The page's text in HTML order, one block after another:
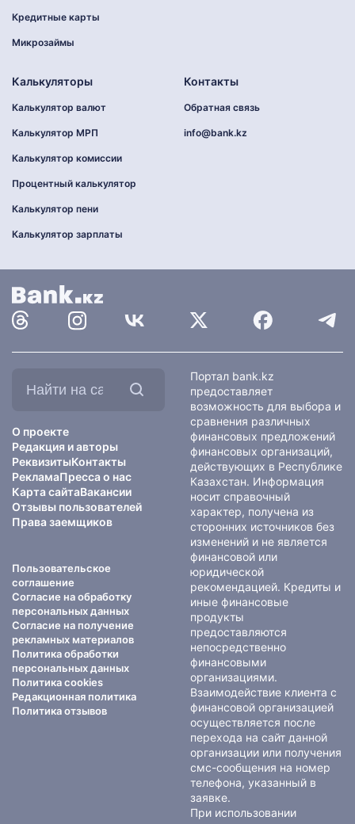
Кредитные карты
Микрозаймы
Калькуляторы
Калькулятор валют
Калькулятор МРП
Калькулятор комиссии
Процентный калькулятор
Калькулятор пени
Калькулятор зарплаты
Контакты
Обратная связь
info@bank.kz
О проекте
Редакция и авторы
РеквизитыКонтакты
РекламаПресса о нас
Карта сайтаВакансии
Отзывы пользователей
Права заемщиков
Пользовательское
соглашение
Согласие на обработку
персональных данных
Согласие на получение
рекламных материалов
Политика обработки
персональных данных
Политика cookies
Редакционная политика
Политика отзывов
Портал bank.kz
предоставляет
возможность для выбора и
сравнения различных
финансовых предложений
финансовых организаций,
действующих в Республике
Казахстан. Информация
носит справочный
характер, получена из
сторонних источников без
изменений и не является
финансовой или
юридической
рекомендацией. Кредиты и
иные финансовые
продукты
предоставляются
непосредственно
финансовыми
организациями.
Взаимодействие клиента с
финансовой организацией
осуществляется после
перехода на сайт данной
организации или получения
смс-сообщения на номер
телефона, указанный в
заявке.
При использовании